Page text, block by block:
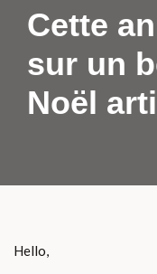
Cette
sur un
Noël
Hello,